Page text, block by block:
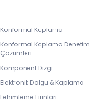
Konformal Kaplama
Konformal Kaplama Denetim
Çözümleri
Komponent Dizgi
Elektronik Dolgu & Kaplama
Lehimleme Fırınları